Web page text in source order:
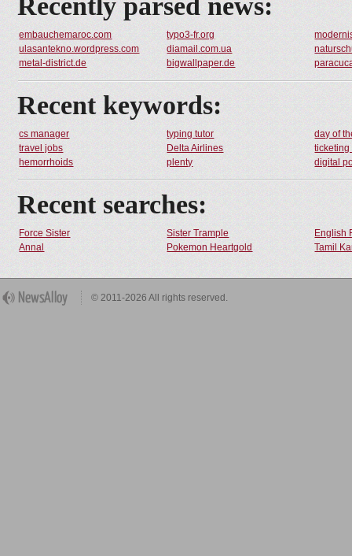
Recently parsed news:
embauchemaroc.com typo3-fr.org
ulasantekno.wordpress.com
diamail.com.ua
metal-district.de
bigwallpaper.de
Recent keywords:
cs manager typing tutor
day of
travel jobs
Delta Airlines
ticketing
hemorrhoids
plenty digital
Recent searches:
Force Sister Sister Trample
English
Annal
Pokemon Heartgold Tamil
© 2011-2026 All rights reserved.